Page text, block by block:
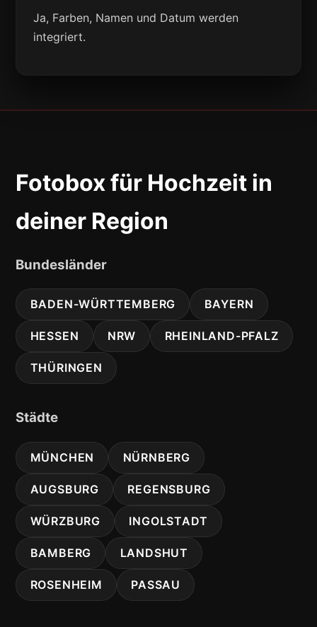
Ja, Farben, Namen und Datum werden
integriert.
Fotobox für Hochzeit in
deiner Region
Bundesländer
BADEN-WÜRTTEMBERG BAYERN
HESSEN NRW RHEINLAND-PFALZ
THÜRINGEN
Städte
MÜNCHEN NÜRNBERG
AUGSBURG REGENSBURG
WÜRZBURG INGOLSTADT
BAMBERG LANDSHUT
ROSENHEIM PASSAU